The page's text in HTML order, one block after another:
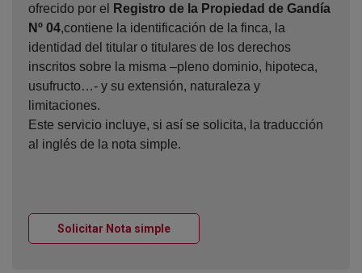
ofrecido por el
Registro de la Propiedad de Gandía
Nº 04,contiene la identificación de la finca, la
identidad del titular o titulares de los derechos
inscritos sobre la misma –pleno dominio, hipoteca,
usufructo…- y su extensión, naturaleza y
limitaciones.
Este servicio incluye, si así se solicita, la traducción
al inglés de la nota simple.
Solicitar Nota simpleVentana nueva